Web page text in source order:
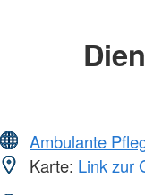
Ambulante
Karte: Link zur